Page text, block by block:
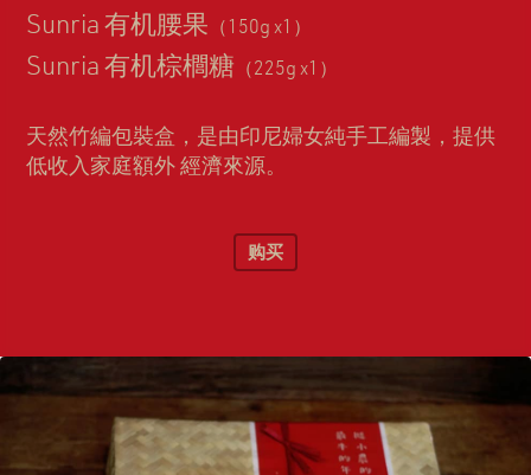
Sunria 有机腰果 （150g x1）
Sunria 有机棕櫚糖 （225g x1）
天然竹編包裝盒，是由印尼婦女純手工編製，提供
低收入家庭額外 經濟來源。
购买